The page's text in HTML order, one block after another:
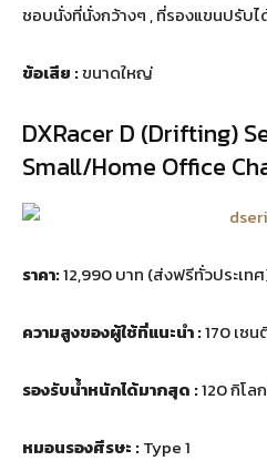
ชอบนั่งที่นั่งกว้างๆ , ที่รองแขนปรับไ
ข้อเสีย :ขนาดใหญ่
DXRacer D (Drifting)
Small/Home Office
ราคา:12,990 บาท (ส่งฟรีทั่วประเท
ความสูงของผู้ใช้ที่แนะนำ :170 เซ
รองรับน้ำหนักได้มากสุด :120 กิโล
หมอนรองศีรษะ :Type 1